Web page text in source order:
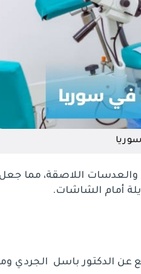
اللاصقة، مما جعل
أمام الشاشات.
الدكتور باسل الجردي